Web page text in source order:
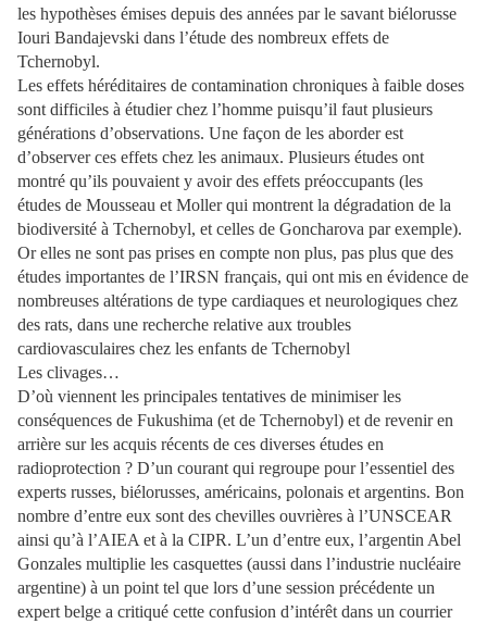
les hypothèses émises depuis des années par le savant biélorusse
Iouri Bandajevski dans l’étude des nombreux effets de
Tchernobyl.
Les effets héréditaires de contamination chroniques à faible doses
sont difficiles à étudier chez l’homme puisqu’il faut plusieurs
générations d’observations. Une façon de les aborder est
d’observer ces effets chez les animaux. Plusieurs études ont
montré qu’ils pouvaient y avoir des effets préoccupants (les
études de Mousseau et Moller qui montrent la dégradation de la
biodiversité à Tchernobyl, et celles de Goncharova par exemple).
Or elles ne sont pas prises en compte non plus, pas plus que des
études importantes de l’IRSN français, qui ont mis en évidence de
nombreuses altérations de type cardiaques et neurologiques chez
des rats, dans une recherche relative aux troubles
cardiovasculaires chez les enfants de Tchernobyl
Les clivages…
D’où viennent les principales tentatives de minimiser les
conséquences de Fukushima (et de Tchernobyl) et de revenir en
arrière sur les acquis récents de ces diverses études en
radioprotection ? D’un courant qui regroupe pour l’essentiel des
experts russes, biélorusses, américains, polonais et argentins. Bon
nombre d’entre eux sont des chevilles ouvrières à l’UNSCEAR
ainsi qu’à l’AIEA et à la CIPR. L’un d’entre eux, l’argentin Abel
Gonzales multiplie les casquettes (aussi dans l’industrie nucléaire
argentine) à un point tel que lors d’une session précédente un
expert belge a critiqué cette confusion d’intérêt dans un courrier